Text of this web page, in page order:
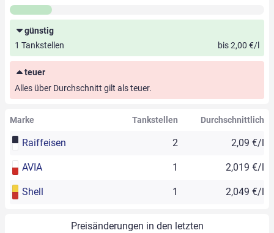
günstig
1 Tankstellen
bis 2,00 €/l
teuer
Alles über Durchschnitt gilt als teuer.
Marke Tankstellen Durchschnittlich
Raiffeisen 2 2,09 €/l
AVIA 1 2,019 €/l
Shell 1 2,049 €/l
Preisänderungen in den letzten